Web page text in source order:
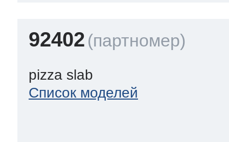
92402
pizza slab
Список моделей